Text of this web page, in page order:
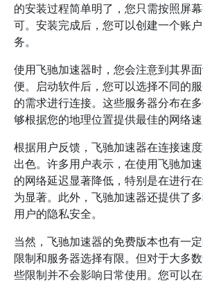
的安装过程简单明了，您只需按照屏
可。安装完成后，您可以创建一个账
务。
使用飞驰加速器时，您会注意到其界
便。启动软件后，您可以选择不同的
的需求进行连接。这些服务器分布在
够根据您的地理位置提供最佳的网络速
根据用户反馈，飞驰加速器在连接速
出色。许多用户表示，在使用飞驰加
的网络延迟显著降低，特别是在进行
为显著。此外，飞驰加速器还提供了
用户的隐私安全。
当然，飞驰加速器的免费版本也有一
限制和服务器选择有限。但对于大多
些限制并不会影响日常使用。您可以